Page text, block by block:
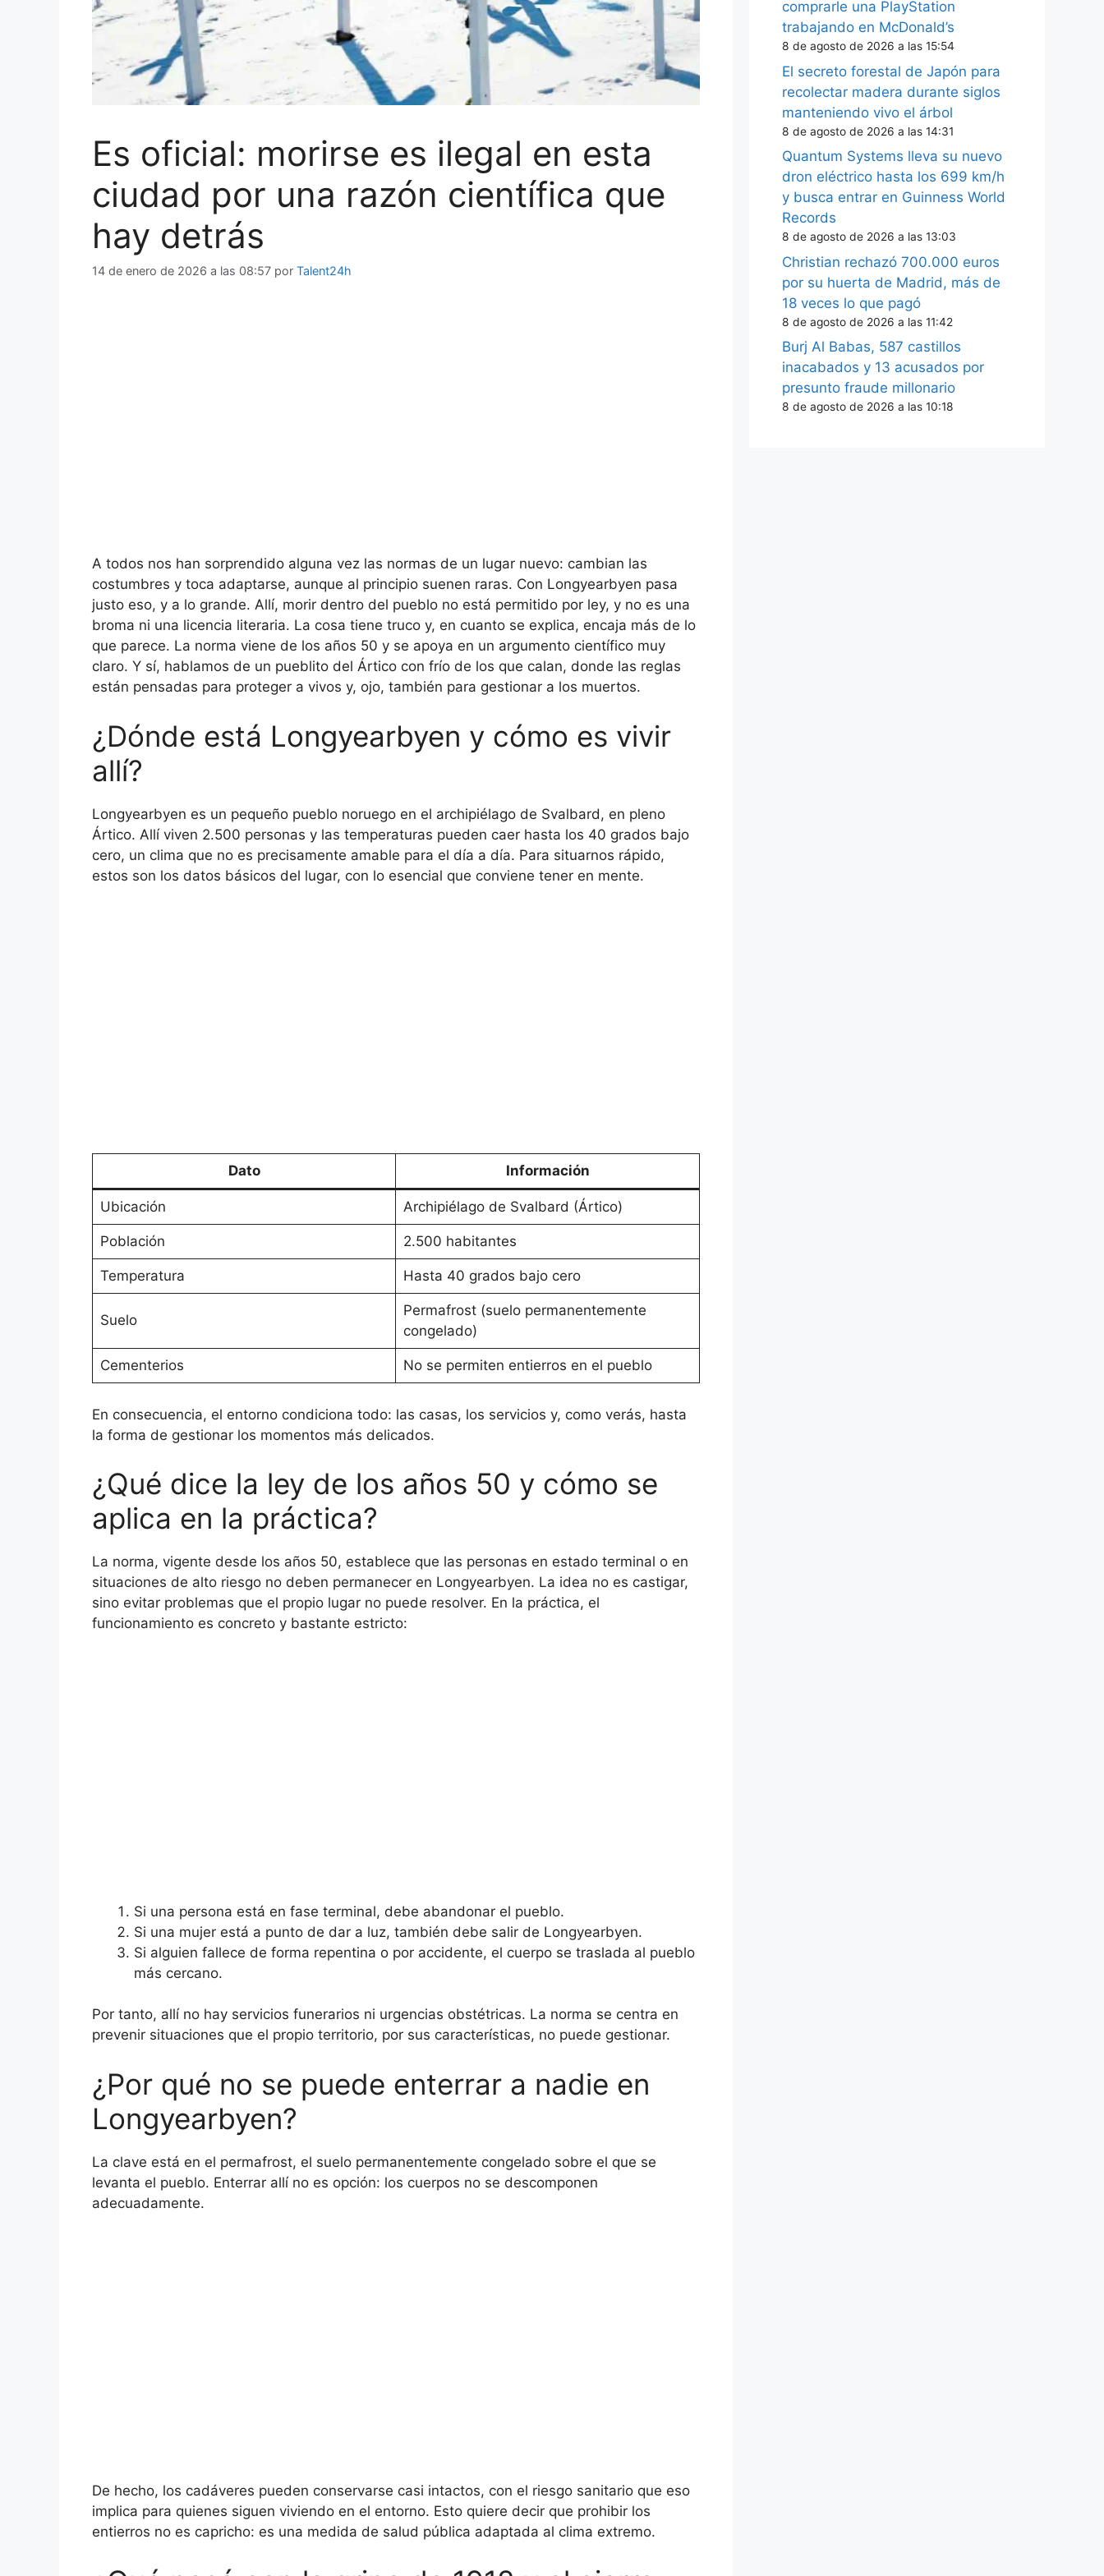
Es oficial: morirse es ilegal en esta
ciudad por una razón científica que
hay detrás
14 de enero de 2026 a las 08:57 por Talent24h
A todos nos han sorprendido alguna vez las normas de un lugar nuevo: cambian las
costumbres y toca adaptarse, aunque al principio suenen raras. Con Longyearbyen pasa
justo eso, y a lo grande. Allí, morir dentro del pueblo no está permitido por ley, y no es una
broma ni una licencia literaria. La cosa tiene truco y, en cuanto se explica, encaja más de lo
que parece. La norma viene de los años 50 y se apoya en un argumento científico muy
claro. Y sí, hablamos de un pueblito del Ártico con frío de los que calan, donde las reglas
están pensadas para proteger a vivos y, ojo, también para gestionar a los muertos.
¿Dónde está Longyearbyen y cómo es vivir
allí?
Longyearbyen es un pequeño pueblo noruego en el archipiélago de Svalbard, en pleno
Ártico. Allí viven 2.500 personas y las temperaturas pueden caer hasta los 40 grados bajo
cero, un clima que no es precisamente amable para el día a día. Para situarnos rápido,
estos son los datos básicos del lugar, con lo esencial que conviene tener en mente.
Dato Información
Ubicación Archipiélago de Svalbard (Ártico)
Población 2.500 habitantes
Temperatura Hasta 40 grados bajo cero
Suelo
Permafrost (suelo permanentemente
congelado)
Cementerios No se permiten entierros en el pueblo
En consecuencia, el entorno condiciona todo: las casas, los servicios y, como verás, hasta
la forma de gestionar los momentos más delicados.
¿Qué dice la ley de los años 50 y cómo se
aplica en la práctica?
La norma, vigente desde los años 50, establece que las personas en estado terminal o en
situaciones de alto riesgo no deben permanecer en Longyearbyen. La idea no es castigar,
sino evitar problemas que el propio lugar no puede resolver. En la práctica, el
funcionamiento es concreto y bastante estricto:
Si una persona está en fase terminal, debe abandonar el pueblo.
Si una mujer está a punto de dar a luz, también debe salir de Longyearbyen.
Si alguien fallece de forma repentina o por accidente, el cuerpo se traslada al pueblo
más cercano.
Por tanto, allí no hay servicios funerarios ni urgencias obstétricas. La norma se centra en
prevenir situaciones que el propio territorio, por sus características, no puede gestionar.
¿Por qué no se puede enterrar a nadie en
Longyearbyen?
La clave está en el permafrost, el suelo permanentemente congelado sobre el que se
levanta el pueblo. Enterrar allí no es opción: los cuerpos no se descomponen
adecuadamente.
De hecho, los cadáveres pueden conservarse casi intactos, con el riesgo sanitario que eso
implica para quienes siguen viviendo en el entorno. Esto quiere decir que prohibir los
entierros no es capricho: es una medida de salud pública adaptada al clima extremo.
comprarle una PlayStation
trabajando en McDonald’s
8 de agosto de 2026 a las 15:54
El secreto forestal de Japón para
recolectar madera durante siglos
manteniendo vivo el árbol
8 de agosto de 2026 a las 14:31
Quantum Systems lleva su nuevo
dron eléctrico hasta los 699 km/h
y busca entrar en Guinness World
Records
8 de agosto de 2026 a las 13:03
Christian rechazó 700.000 euros
por su huerta de Madrid, más de
18 veces lo que pagó
8 de agosto de 2026 a las 11:42
Burj Al Babas, 587 castillos
inacabados y 13 acusados por
presunto fraude millonario
8 de agosto de 2026 a las 10:18